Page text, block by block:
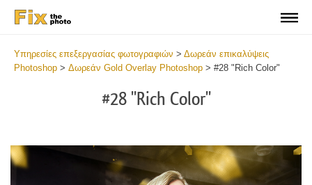
Υπηρεσίες επεξεργασίας φωτογραφιών > Δωρεάν επικαλύψεις
Photoshop > Δωρεάν Gold Overlay Photoshop > #28 "Rich Color"
#28 "Rich Color"